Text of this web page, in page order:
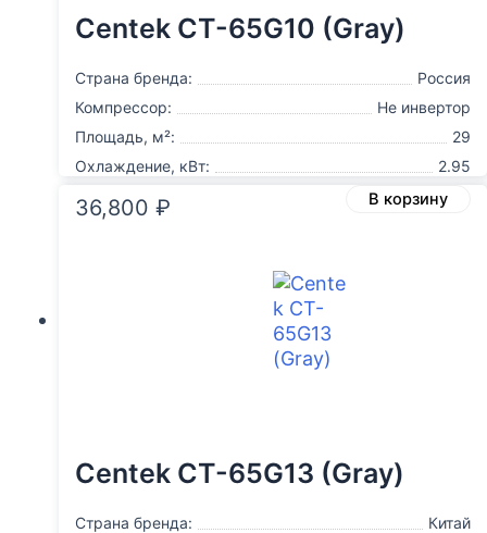
Centek CT-65G10 (Gray)
Страна бренда:
Россия
Компрессор:
Не инвертор
Площадь, м²:
29
Охлаждение, кВт:
2.95
36,800 ₽ В корзину
Centek CT-65G13 (Gray)
Страна бренда:
Китай